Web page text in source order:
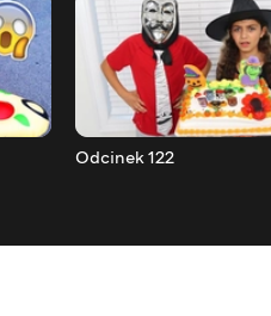
Odcinek 122